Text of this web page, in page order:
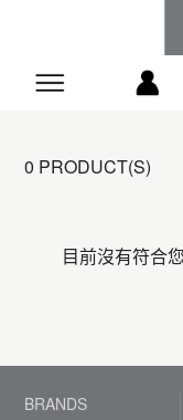
0 PRODUCT(S)
目前沒有符合
BRANDS